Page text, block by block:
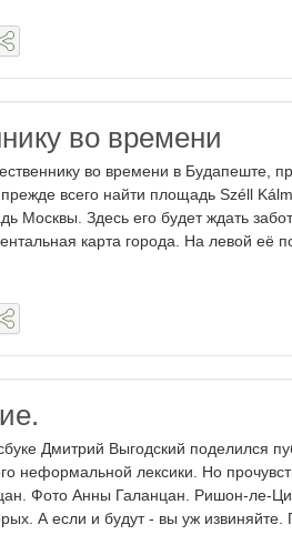
во времени
во времени в Будапеште,
всего найти площадь Széll
Москвы. Здесь его будет ждать
карта города. На левой её
Дмитрий Выгодский поделился
неформальной лексики. Но
Фото Анны Галанцан. Ришон-ле-
А если и будут - вы уж